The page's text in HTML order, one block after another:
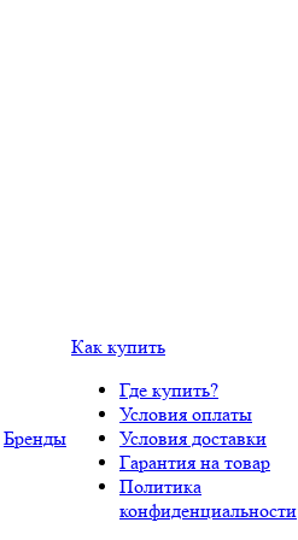
Бренды
Как купить
Где купить?
Условия оплаты
Условия доставки
Гарантия на товар
Политика
конфиденциальности